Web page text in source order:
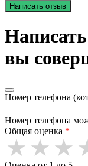
Написать отзыв
вы
Номер телефона
Номер телефона
Общая оценка *